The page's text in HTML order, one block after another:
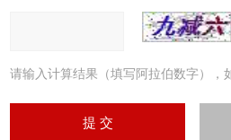
请输入计算结果（填写阿拉伯数字），